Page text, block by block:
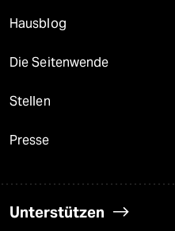
Hausblog
Die Seitenwende
Stellen
Presse
Unterstützen